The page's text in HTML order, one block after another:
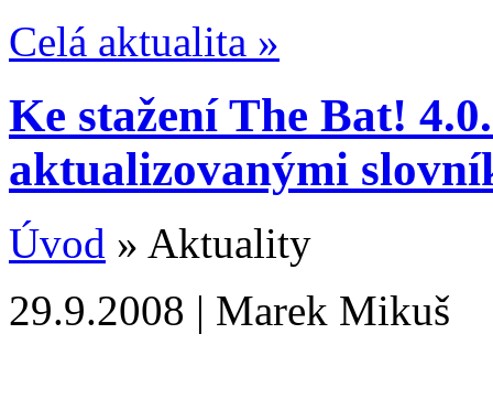
Celá aktualita »
Ke stažení The Bat!
aktualizovanými
Úvod » Aktuality
29.9.2008 | Marek Mikuš